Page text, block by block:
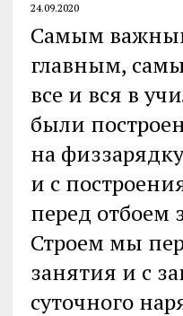
24.09.2020
Самым
главным,
все и вся в
были
на
и с
перед отбоем
Строем мы
занятия и с
суточного